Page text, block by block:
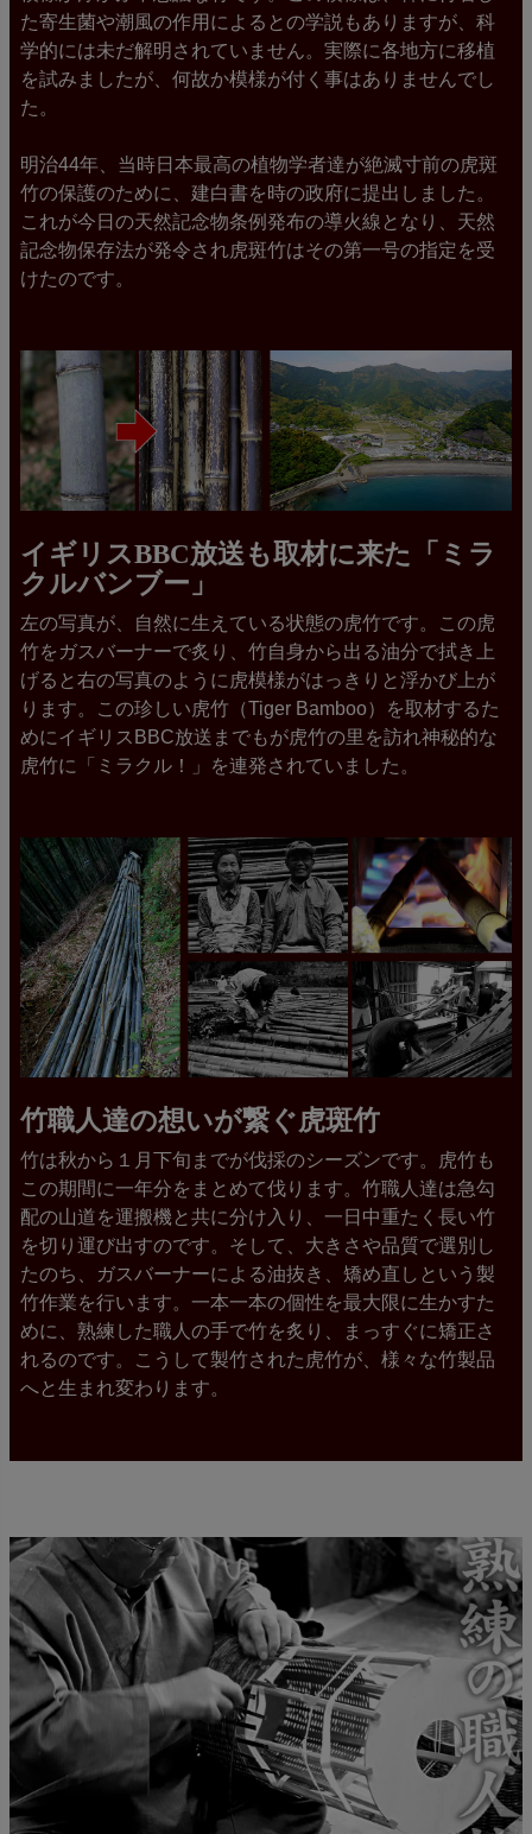
た寄生菌や潮風の作用によるとの学説もありますが、科
学的には未だ解明されていません。実際に各地方に移植
を試みましたが、何故か模様が付く事はありませんでし
た。
明治44年、当時日本最高の植物学者達が絶滅寸前の虎斑
竹の保護のために、建白書を時の政府に提出しました。
これが今日の天然記念物条例発布の導火線となり、天然
記念物保存法が発令され虎斑竹はその第一号の指定を受
けたのです。
イギリスBBC放送も取材に来た「ミラ
クルバンブー」
左の写真が、自然に生えている状態の虎竹です。この虎
竹をガスバーナーで炙り、竹自身から出る油分で拭き上
げると右の写真のように虎模様がはっきりと浮かび上が
ります。この珍しい虎竹（Tiger Bamboo）を取材するた
めにイギリスBBC放送までもが虎竹の里を訪れ神秘的な
虎竹に「ミラクル！」を連発されていました。
竹職人達の想いが繋ぐ虎斑竹
竹は秋から１月下旬までが伐採のシーズンです。虎竹も
この期間に一年分をまとめて伐ります。竹職人達は急勾
配の山道を運搬機と共に分け入り、一日中重たく長い竹
を切り運び出すのです。そして、大きさや品質で選別し
たのち、ガスバーナーによる油抜き、矯め直しという製
竹作業を行います。一本一本の個性を最大限に生かすた
めに、熟練した職人の手で竹を炙り、まっすぐに矯正さ
れるのです。こうして製竹された虎竹が、様々な竹製品
へと生まれ変わります。